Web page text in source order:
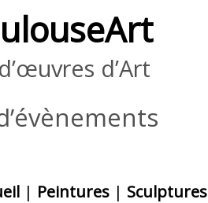
d’Art
| Peintures | Sculptures